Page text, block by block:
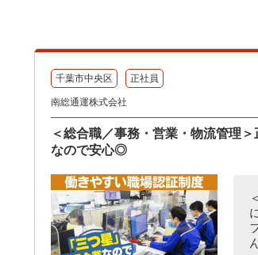
千葉市中央区 正社員
南総通運株式会社
＜総合職／事務・営業・物流管理
なので安心◎